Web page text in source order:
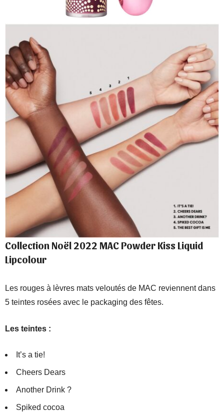
Collection Noël 2022 MAC Powder Kiss Liquid
Lipcolour
Les rouges à lèvres mats veloutés de MAC reviennent dans
5 teintes rosées avec le packaging des fêtes.
Les teintes :
It’s a tie!
Cheers Dears
Another Drink ?
Spiked cocoa